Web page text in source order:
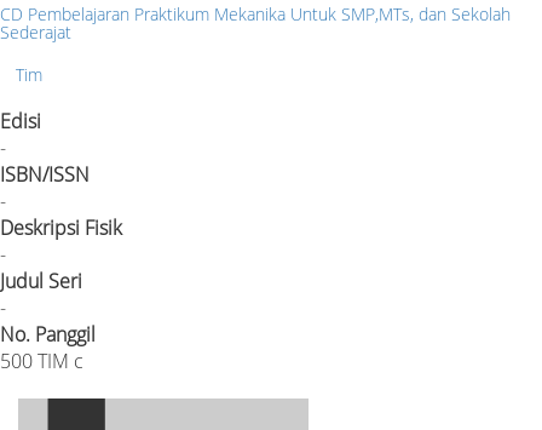
CD Pembelajaran Praktikum Mekanika Untuk SMP,MTs, dan Sekolah
Sederajat
Tim
Edisi
-
ISBN/ISSN
-
Deskripsi Fisik
-
Judul Seri
-
No. Panggil
500 TIM c